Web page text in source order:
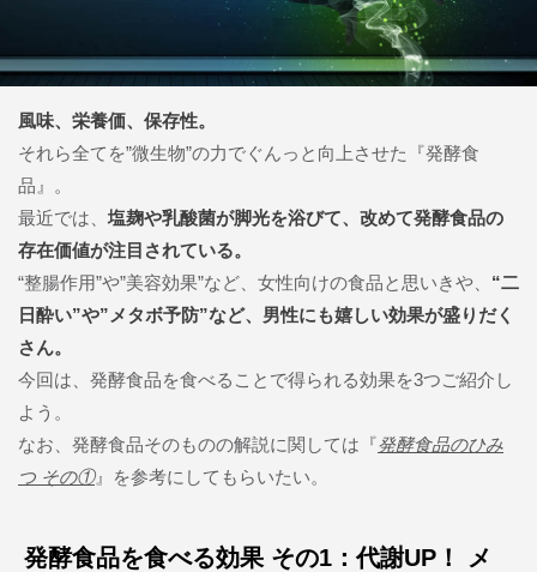
風味、栄養価、保存性。
それら全てを”微生物”の力でぐんっと向上させた『発酵食
品』。
最近では、 塩麹や乳酸菌が脚光を浴びて、改めて発酵食品の
存在価値が注目されている。
“整腸作用”や”美容効果”など、女性向けの食品と思いきや、 “二
日酔い”や”メタボ予防”など、男性にも嬉しい効果が盛りだく
さん。
今回は、発酵食品を食べることで得られる効果を3つご紹介し
よう。
なお、発酵食品そのものの解説に関しては『発酵食品のひみ
つ その①』を参考にしてもらいたい。
発酵食品を食べる効果 その1：代謝UP！ メ